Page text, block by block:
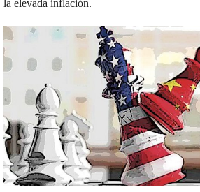
la elevada inflación.